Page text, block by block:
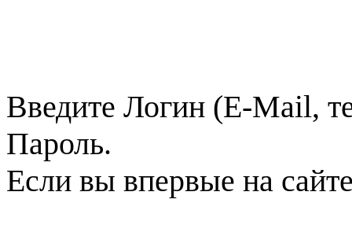
Введите Логин (E-Mail,
Пароль.
Если вы впервые на